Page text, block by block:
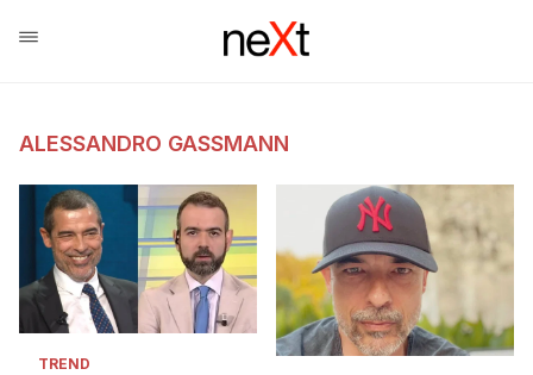
ALESSANDRO GASSMANN
TREND